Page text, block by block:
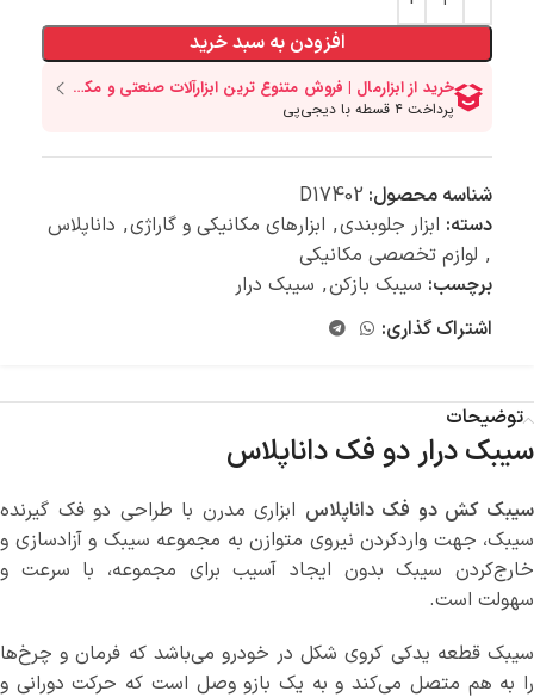
افزودن به سبد خرید
شناسه محصول: D17402
دسته: ابزار جلوبندی, ابزارهای مکانیکی و گاراژی, داناپلاس
, لوازم تخصصی مکانیکی
برچسب: سیبک بازکن, سیبک درار
اشتراک گذاری:
توضیحات
سیبک درار دو فک داناپلاس
سیبک کش دو فک داناپلاس ابزاری مدرن با طراحی دو فک گیرنده
سیبک، جهت واردکردن نیروی متوازن به مجموعه سیبک و آزادسازی و
خارج‌کردن سیبک بدون ایجاد آسیب برای مجموعه، با سرعت و
سهولت است.
سیبک قطعه یدکی کروی شکل در خودرو می‌باشد که فرمان و چرخ‌ها
را به هم متصل می‌کند و به یک بازو وصل است که حرکت دورانی و